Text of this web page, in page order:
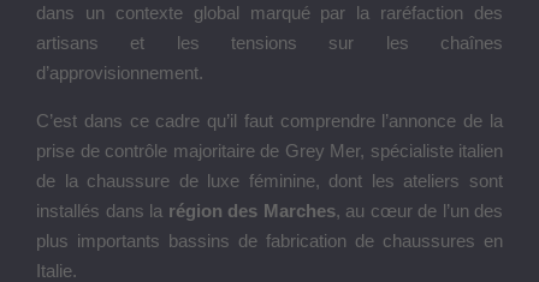
dans un contexte global marqué par la raréfaction des
artisans et les tensions sur les chaînes
d’approvisionnement.
C’est dans ce cadre qu’il faut comprendre l’annonce de la
prise de contrôle majoritaire de Grey Mer, spécialiste italien
de la chaussure de luxe féminine, dont les ateliers sont
installés dans la région des Marches, au cœur de l’un des
plus importants bassins de fabrication de chaussures en
Italie.